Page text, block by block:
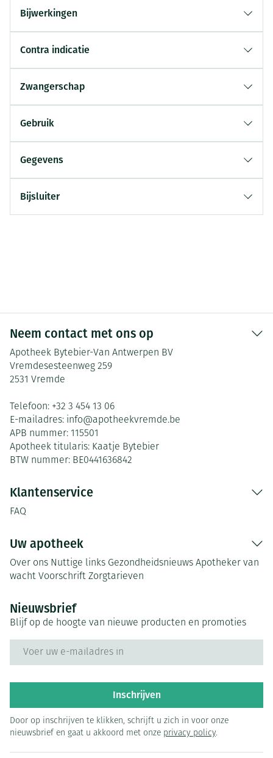
Bijwerkingen
Contra indicatie
Zwangerschap
Gebruik
Gegevens
Bijsluiter
Neem contact met ons op
Apotheek Bytebier-Van Antwerpen BV
Vremdesesteenweg 259
2531 Vremde
Telefoon: +32 3 454 13 06
E-mailadres: info@apotheekvremde.be
APB nummer: 115501
Apotheek titularis: Kaatje Bytebier
BTW nummer: BE0441636842
Klantenservice
FAQ
Uw apotheek
Over ons Nuttige links Gezondheidsnieuws Apotheker van
wacht Voorschrift Zorgtarieven
Nieuwsbrief
Blijf op de hoogte van nieuwe producten en promoties
Inschrijven
Door op inschrijven te klikken, schrijft u zich in voor onze
nieuwsbrief en gaat u akkoord met onze privacy policy.